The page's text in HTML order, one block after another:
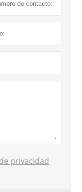
privacidad